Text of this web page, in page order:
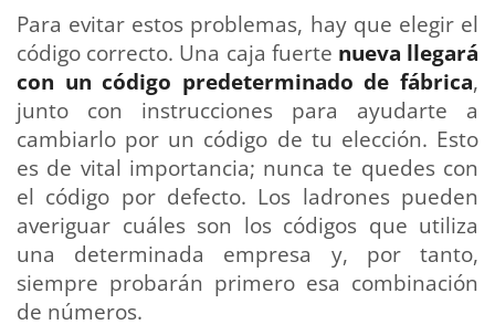
Para evitar estos problemas, hay que elegir el
código correcto. Una caja fuerte nueva llegará
con un código predeterminado de fábrica,
junto con instrucciones para ayudarte a
cambiarlo por un código de tu elección. Esto
es de vital importancia; nunca te quedes con
el código por defecto. Los ladrones pueden
averiguar cuáles son los códigos que utiliza
una determinada empresa y, por tanto,
siempre probarán primero esa combinación
de números.